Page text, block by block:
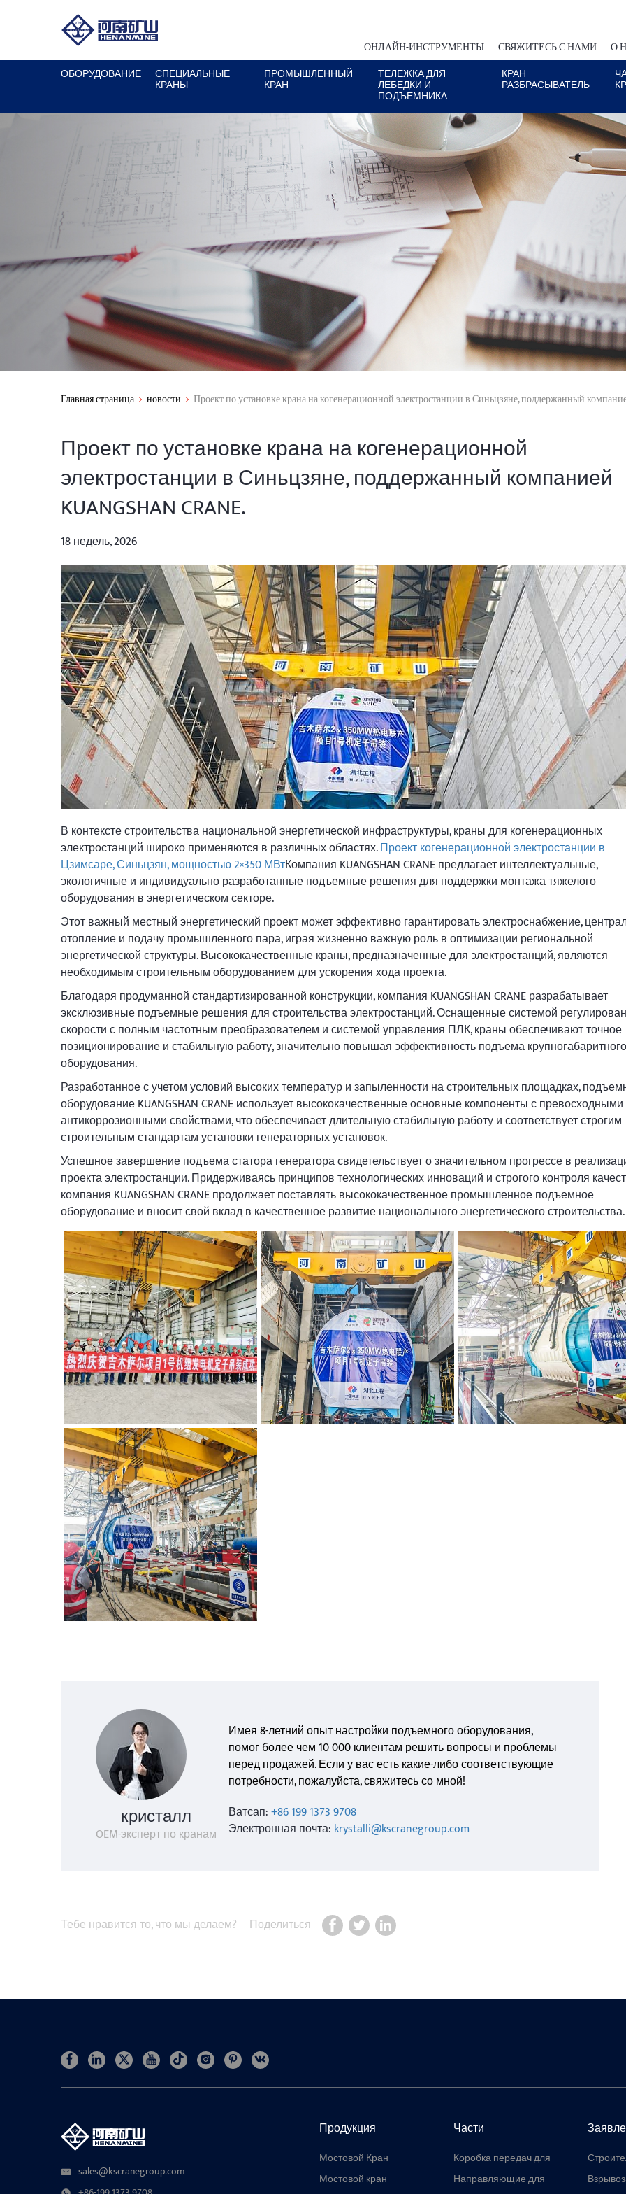
ОНЛАЙН-ИНСТРУМЕНТЫ СВЯЖИТЕСЬ С НАМИ О
ОБОРУДОВАНИЕ
СПЕЦИАЛЬНЫЕ
КРАНЫ
ПРОМЫШЛЕННЫЙ
КРАН
ТЕЛЕЖКА ДЛЯ
ЛЕБЕДКИ И
ПОДЪЕМНИКА
КРАН
РАЗБРАСЫВАТЕЛЬ
Главная страница новости Проект по установке крана на когенерационной электростанции в Синьцзяне, поддержанный
Проект по установке крана на когенерационной
электростанции в Синьцзяне, поддержанный компанией
KUANGSHAN CRANE.
18 недель, 2026
В контексте строительства национальной энергетической инфраструктуры, краны для когенерационных
электростанций широко применяются в различных областях.Проект когенерационной электростанции в
Цзимсаре, Синьцзян, мощностью 2×350 МВтКомпания KUANGSHAN CRANE предлагает интеллектуальные,
экологичные и индивидуально разработанные подъемные решения для поддержки монтажа тяжелого
оборудования в энергетическом секторе.
Этот важный местный энергетический проект может эффективно гарантировать электроснабжение,
отопление и подачу промышленного пара, играя жизненно важную роль в оптимизации региональной
энергетической структуры. Высококачественные краны, предназначенные для электростанций, являются
необходимым строительным оборудованием для ускорения хода проекта.
Благодаря продуманной стандартизированной конструкции, компания KUANGSHAN CRANE разрабатывает
эксклюзивные подъемные решения для строительства электростанций. Оснащенные системой
скорости с полным частотным преобразователем и системой управления ПЛК, краны обеспечивают точное
позиционирование и стабильную работу, значительно повышая эффективность подъема крупногабаритного
оборудования.
Разработанное с учетом условий высоких температур и запыленности на строительных площадках,
оборудование KUANGSHAN CRANE использует высококачественные основные компоненты с превосходными
антикоррозионными свойствами, что обеспечивает длительную стабильную работу и соответствует строгим
строительным стандартам установки генераторных установок.
Успешное завершение подъема статора генератора свидетельствует о значительном прогрессе в
проекта электростанции. Придерживаясь принципов технологических инноваций и строгого контроля
компания KUANGSHAN CRANE продолжает поставлять высококачественное промышленное подъемное
оборудование и вносит свой вклад в качественное развитие национального энергетического строительства.
кристалл
OEM-эксперт по кранам
Имея 8-летний опыт настройки подъемного оборудования,
помог более чем 10 000 клиентам решить вопросы и проблемы
перед продажей. Если у вас есть какие-либо соответствующие
потребности, пожалуйста, свяжитесь со мной!
Ватсап:+86 199 1373 9708
Электронная почта: krystalli@kscranegroup.com
Тебе нравится то, что мы делаем? Поделиться
sales@kscranegroup.com
Продукция
Мостовой Кран
Мостовой кран
Части
Коробка передач для
крана: плавная
передача, высокая
Направляющие для